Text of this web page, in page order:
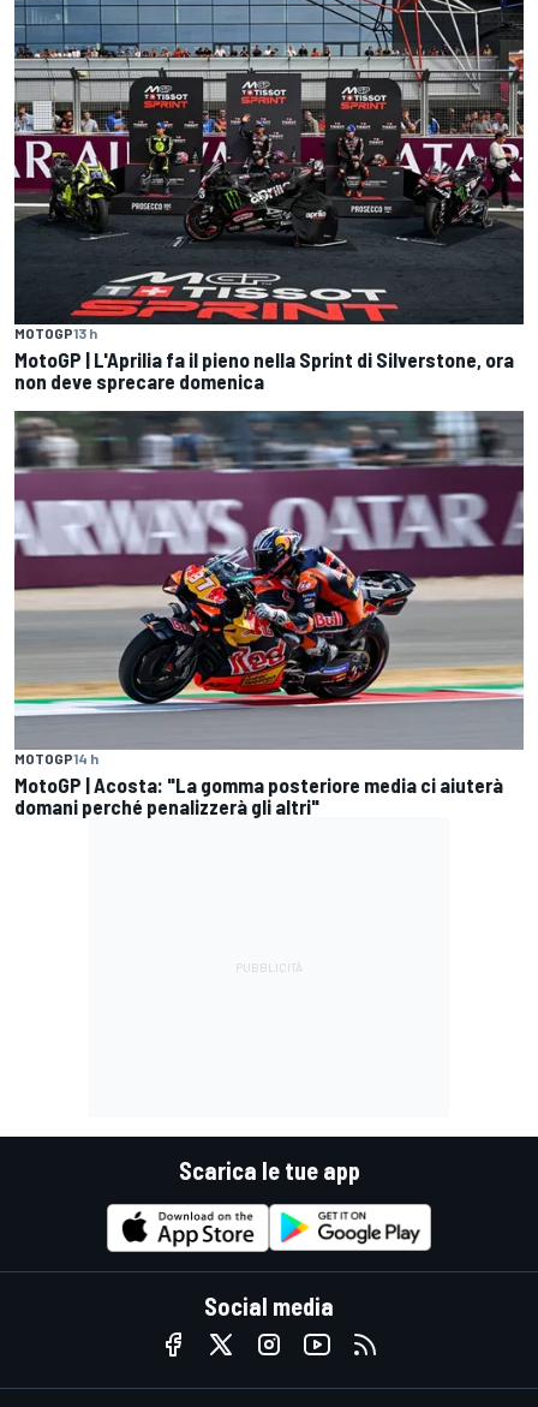
MOTOGP13 h
MotoGP | L'Aprilia fa il pieno nella Sprint di Silverstone, ora
non deve sprecare domenica
MOTOGP14 h
MotoGP | Acosta: "La gomma posteriore media ci aiuterà
domani perché penalizzerà gli altri"
Scarica le tue app
Social media